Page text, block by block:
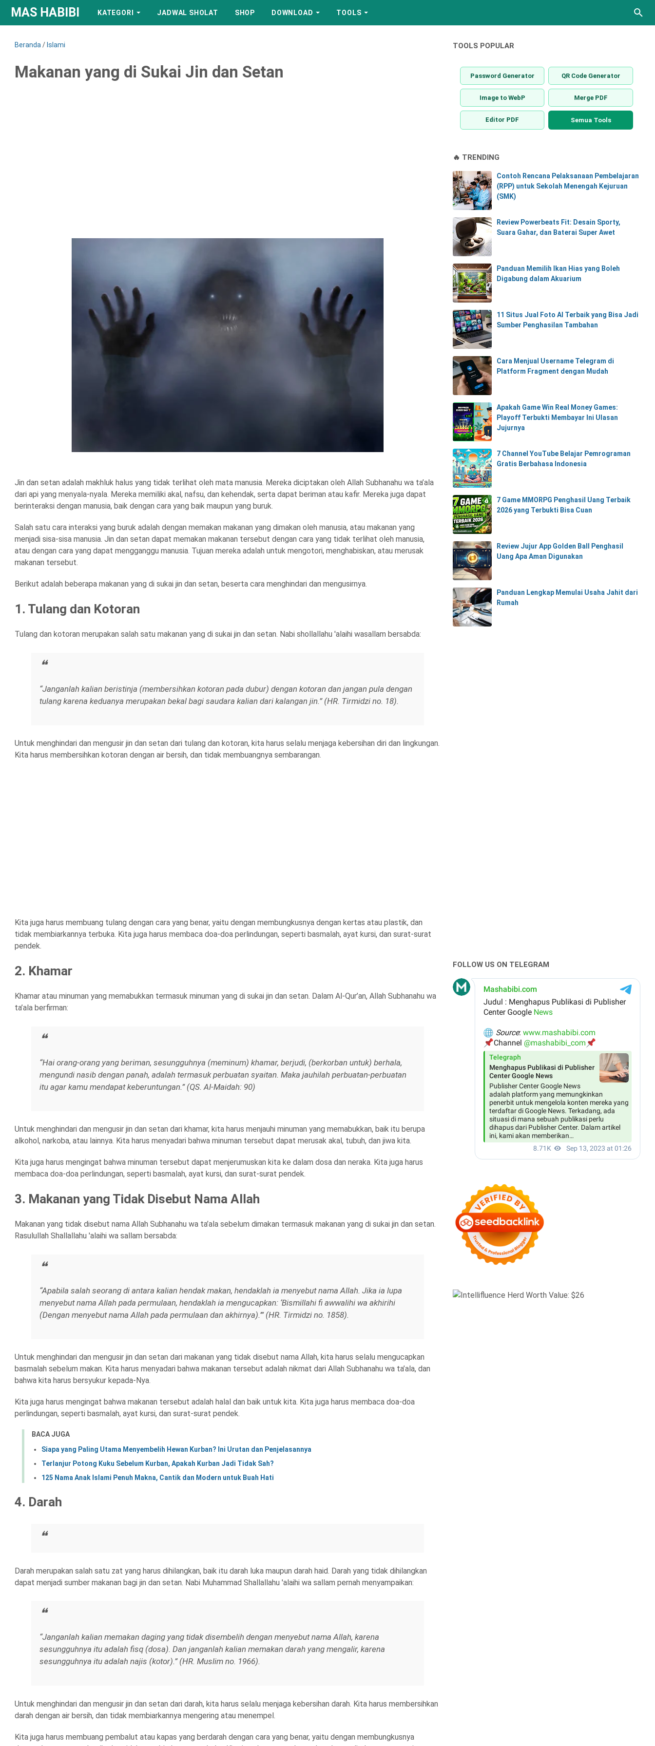
MAS HABIBI KATEGORI JADWAL SHOLAT SHOP DOWNLOAD TOOLS
Beranda / Islami
Makanan yang di Sukai Jin dan Setan
Jin dan setan adalah makhluk halus yang tidak terlihat oleh mata manusia. Mereka diciptakan oleh Allah Subhanahu wa ta’ala
dari api yang menyala-nyala. Mereka memiliki akal, nafsu, dan kehendak, serta dapat beriman atau kafir. Mereka juga dapat
berinteraksi dengan manusia, baik dengan cara yang baik maupun yang buruk.
Salah satu cara interaksi yang buruk adalah dengan memakan makanan yang dimakan oleh manusia, atau makanan yang
menjadi sisa-sisa manusia. Jin dan setan dapat memakan makanan tersebut dengan cara yang tidak terlihat oleh manusia,
atau dengan cara yang dapat mengganggu manusia. Tujuan mereka adalah untuk mengotori, menghabiskan, atau merusak
makanan tersebut.
Berikut adalah beberapa makanan yang di sukai jin dan setan, beserta cara menghindari dan mengusirnya.
1. Tulang dan Kotoran
Tulang dan kotoran merupakan salah satu makanan yang di sukai jin dan setan. Nabi shollallahu 'alaihi wasallam bersabda:
“Janganlah kalian beristinja (membersihkan kotoran pada dubur) dengan kotoran dan jangan pula dengan
tulang karena keduanya merupakan bekal bagi saudara kalian dari kalangan jin.” (HR. Tirmidzi no. 18).
Untuk menghindari dan mengusir jin dan setan dari tulang dan kotoran, kita harus selalu menjaga kebersihan diri dan lingkungan.
Kita harus membersihkan kotoran dengan air bersih, dan tidak membuangnya sembarangan.
Kita juga harus membuang tulang dengan cara yang benar, yaitu dengan membungkusnya dengan kertas atau plastik, dan
tidak membiarkannya terbuka. Kita juga harus membaca doa-doa perlindungan, seperti basmalah, ayat kursi, dan surat-surat
pendek.
2. Khamar
Khamar atau minuman yang memabukkan termasuk minuman yang di sukai jin dan setan. Dalam Al-Qur’an, Allah Subhanahu wa
ta’ala berfirman:
“Hai orang-orang yang beriman, sesungguhnya (meminum) khamar, berjudi, (berkorban untuk) berhala,
mengundi nasib dengan panah, adalah termasuk perbuatan syaitan. Maka jauhilah perbuatan-perbuatan
itu agar kamu mendapat keberuntungan.” (QS. Al-Maidah: 90)
Untuk menghindari dan mengusir jin dan setan dari khamar, kita harus menjauhi minuman yang memabukkan, baik itu berupa
alkohol, narkoba, atau lainnya. Kita harus menyadari bahwa minuman tersebut dapat merusak akal, tubuh, dan jiwa kita.
Kita juga harus mengingat bahwa minuman tersebut dapat menjerumuskan kita ke dalam dosa dan neraka. Kita juga harus
membaca doa-doa perlindungan, seperti basmalah, ayat kursi, dan surat-surat pendek.
3. Makanan yang Tidak Disebut Nama Allah
Makanan yang tidak disebut nama Allah Subhanahu wa ta’ala sebelum dimakan termasuk makanan yang di sukai jin dan setan.
Rasulullah Shallallahu 'alaihi wa sallam bersabda:
“Apabila salah seorang di antara kalian hendak makan, hendaklah ia menyebut nama Allah. Jika ia lupa
menyebut nama Allah pada permulaan, hendaklah ia mengucapkan: ‘Bismillahi fi awwalihi wa akhirihi
(Dengan menyebut nama Allah pada permulaan dan akhirnya).’” (HR. Tirmidzi no. 1858).
Untuk menghindari dan mengusir jin dan setan dari makanan yang tidak disebut nama Allah, kita harus selalu mengucapkan
basmalah sebelum makan. Kita harus menyadari bahwa makanan tersebut adalah nikmat dari Allah Subhanahu wa ta’ala, dan
bahwa kita harus bersyukur kepada-Nya.
Kita juga harus mengingat bahwa makanan tersebut adalah halal dan baik untuk kita. Kita juga harus membaca doa-doa
perlindungan, seperti basmalah, ayat kursi, dan surat-surat pendek.
BACA JUGA
Siapa yang Paling Utama Menyembelih Hewan Kurban? Ini Urutan dan Penjelasannya
Terlanjur Potong Kuku Sebelum Kurban, Apakah Kurban Jadi Tidak Sah?
125 Nama Anak Islami Penuh Makna, Cantik dan Modern untuk Buah Hati
4. Darah
Darah merupakan salah satu zat yang harus dihilangkan, baik itu darah luka maupun darah haid. Darah yang tidak dihilangkan
dapat menjadi sumber makanan bagi jin dan setan. Nabi Muhammad Shallallahu 'alaihi wa sallam pernah menyampaikan:
“Janganlah kalian memakan daging yang tidak disembelih dengan menyebut nama Allah, karena
sesungguhnya itu adalah fisq (dosa). Dan janganlah kalian memakan darah yang mengalir, karena
sesungguhnya itu adalah najis (kotor).” (HR. Muslim no. 1966).
Untuk menghindari dan mengusir jin dan setan dari darah, kita harus selalu menjaga kebersihan darah. Kita harus membersihkan
darah dengan air bersih, dan tidak membiarkannya mengering atau menempel.
Kita juga harus membuang pembalut atau kapas yang berdarah dengan cara yang benar, yaitu dengan membungkusnya
TOOLS POPULAR
Password Generator QR Code Generator
Image to WebP Merge PDF
Editor PDF Semua Tools
🔥 TRENDING
Contoh Rencana Pelaksanaan Pembelajaran
(RPP) untuk Sekolah Menengah Kejuruan
(SMK)
Review Powerbeats Fit: Desain Sporty,
Suara Gahar, dan Baterai Super Awet
Panduan Memilih Ikan Hias yang Boleh
Digabung dalam Akuarium
11 Situs Jual Foto AI Terbaik yang Bisa Jadi
Sumber Penghasilan Tambahan
Cara Menjual Username Telegram di
Platform Fragment dengan Mudah
Apakah Game Win Real Money Games:
Playoff Terbukti Membayar Ini Ulasan
Jujurnya
7 Channel YouTube Belajar Pemrograman
Gratis Berbahasa Indonesia
7 Game MMORPG Penghasil Uang Terbaik
2026 yang Terbukti Bisa Cuan
Review Jujur App Golden Ball Penghasil
Uang Apa Aman Digunakan
Panduan Lengkap Memulai Usaha Jahit dari
Rumah
FOLLOW US ON TELEGRAM